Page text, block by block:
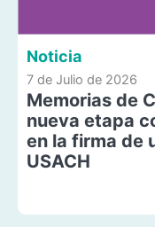
Noticia
7 de Julio de 2026
Memorias de
nueva etapa
en la firma de
USACH